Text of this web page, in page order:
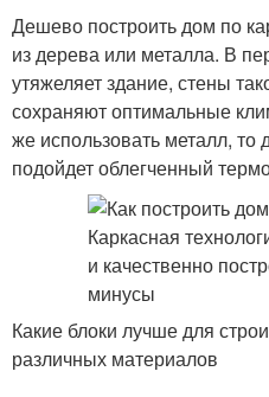
Дешево построить дом по
из дерева или металла. В
утяжеляет здание, стены
сохраняют оптимальные
же использовать металл, то
подойдет облегченный
Какие блоки лучше для
различных материалов